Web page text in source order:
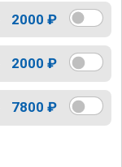
2000 ₽
2000 ₽
7800 ₽